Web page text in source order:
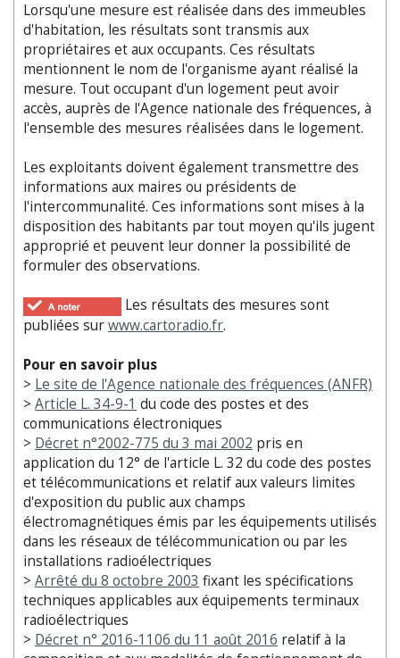
Lorsqu'une mesure est réalisée dans des immeubles
d'habitation, les résultats sont transmis aux
propriétaires et aux occupants. Ces résultats
mentionnent le nom de l'organisme ayant réalisé la
mesure. Tout occupant d'un logement peut avoir
accès, auprès de l'Agence nationale des fréquences, à
l'ensemble des mesures réalisées dans le logement.
Les exploitants doivent également transmettre des
informations aux maires ou présidents de
l'intercommunalité. Ces informations sont mises à la
disposition des habitants par tout moyen qu'ils jugent
approprié et peuvent leur donner la possibilité de
formuler des observations.
Les résultats des mesures sont
publiées surwww.cartoradio.fr.
Pour en savoir plus
> Le site de l'Agence nationale des fréquences (ANFR)
> Article L. 34-9-1 du code des postes et des
communications électroniques
> Décret n°2002-775 du 3 mai 2002 pris en
application du 12° de l'article L. 32 du code des postes
et télécommunications et relatif aux valeurs limites
d'exposition du public aux champs
électromagnétiques émis par les équipements utilisés
dans les réseaux de télécommunication ou par les
installations radioélectriques
> Arrêté du 8 octobre 2003 fixant les spécifications
techniques applicables aux équipements terminaux
radioélectriques
> Décret n° 2016-1106 du 11 août 2016 relatif à la